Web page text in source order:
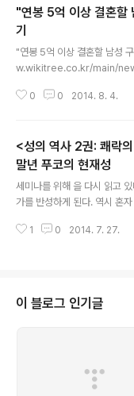
"연봉 5억 이상 결혼할
기
"연봉 5억 이상 결혼할 남성
w.wikitree.co.kr/main/
어차피 대략의 내용을 이해하
시키는 과정이다. 즉 이런 종
으로 이야기하면 '창녀')로서
기가 형성되었는지에 대한 어
0 0 2014. 8. 4.
<성의 역사 2권: 쾌락
말년 푸코의 현재성
세미나를 위해 을 다시 읽고
가를 반성하게 된다. 역시 혼
게 다르고, 아무리 좋은 책이
의 핵심적인 의미를 명확한 언
함은 적어도 푸코의 작업을
1 0 2014. 7. 27.
이 블로그 인기글